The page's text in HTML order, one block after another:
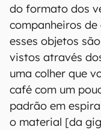
do formato dos
companheiros
esses objetos
vistos através
uma colher que
café com um
padrão em
o material [da